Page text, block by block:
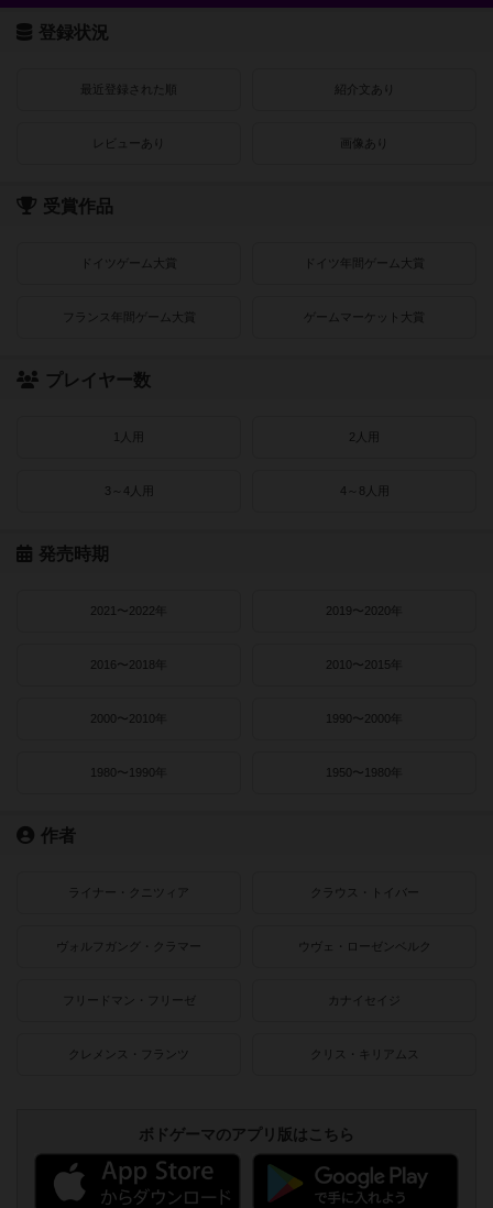
登録状況
最近登録された順 紹介文あり
レビューあり 画像あり
受賞作品
ドイツゲーム大賞 ドイツ年間ゲーム大賞
フランス年間ゲーム大賞 ゲームマーケット大賞
プレイヤー数
1人用 2人用
3～4人用 4～8人用
発売時期
2021〜2022年 2019〜2020年
2016〜2018年 2010〜2015年
2000〜2010年 1990〜2000年
1980〜1990年 1950〜1980年
作者
ライナー・クニツィア クラウス・トイバー
ヴォルフガング・クラマー ウヴェ・ローゼンベルク
フリードマン・フリーゼ カナイセイジ
クレメンス・フランツ クリス・キリアムス
ボドゲーマのアプリ版はこちら